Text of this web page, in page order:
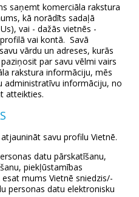
saņemt komerciāla rakstura
kā norādīts sadaļā
vai - dažās vietnēs -
vai kontā. Savā
vārdu un adreses, kurās
par savu vēlmi vairs
rakstura informāciju, mēs
administratīvu informāciju, no
atteikties.
savu profilu Vietnē.
datu pārskatīšanu,
piekļūstamības
mums Vietnē sniedzis/-
personas datu elektronisku